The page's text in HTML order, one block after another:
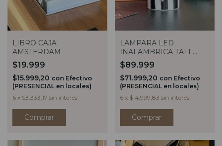
LIBRO CAJA
AMSTERDAM
$19.999
$15.999,20 con Efectivo
(PRESENCIAL en locales)
6 x $3.333,17 sin interés
LAMPARA LED
INALAMBRICA TALL
STRIPES NEGRO
$89.999
$71.999,20 con Efectivo
(PRESENCIAL en locales)
6 x $14.999,83 sin interés